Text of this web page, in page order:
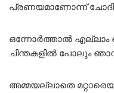
പ്രണയമാണോന്ന്
ഒന്നോർത്താൽ എല്ലാം
ചിന്തകളിൽ പോലും
അമ്മയല്ലാതെ